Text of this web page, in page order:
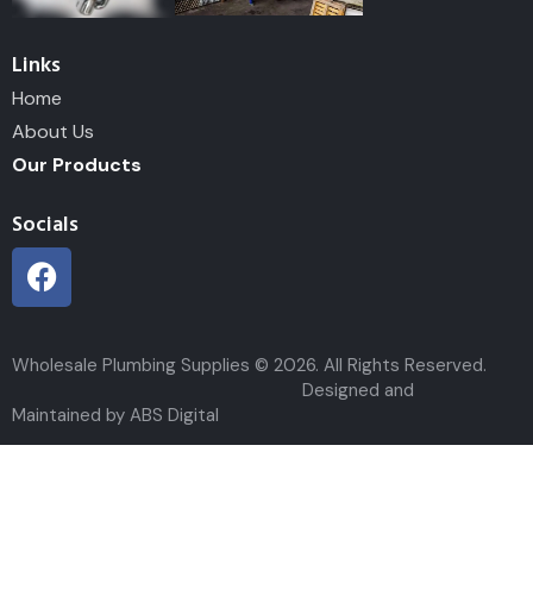
Links
Home
About Us
Our Products
Socials
Wholesale Plumbing Supplies © 2026. All Rights Reserved.
Designed and
Maintained by ABS Digital